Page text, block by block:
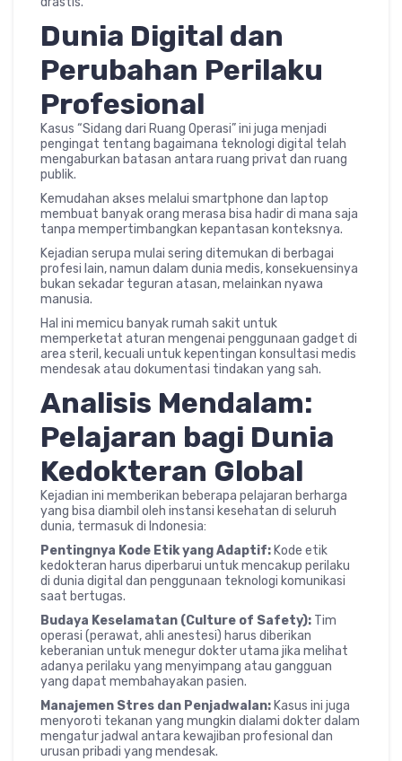
Dunia Digital dan
Perubahan Perilaku
Profesional
Kasus “Sidang dari Ruang Operasi” ini juga menjadi
pengingat tentang bagaimana teknologi digital telah
mengaburkan batasan antara ruang privat dan ruang
publik.
Kemudahan akses melalui smartphone dan laptop
membuat banyak orang merasa bisa hadir di mana saja
tanpa mempertimbangkan kepantasan konteksnya.
Kejadian serupa mulai sering ditemukan di berbagai
profesi lain, namun dalam dunia medis, konsekuensinya
bukan sekadar teguran atasan, melainkan nyawa
manusia.
Hal ini memicu banyak rumah sakit untuk
memperketat aturan mengenai penggunaan gadget di
area steril, kecuali untuk kepentingan konsultasi medis
mendesak atau dokumentasi tindakan yang sah.
Analisis Mendalam:
Pelajaran bagi Dunia
Kedokteran Global
Kejadian ini memberikan beberapa pelajaran berharga
yang bisa diambil oleh instansi kesehatan di seluruh
dunia, termasuk di Indonesia:
Pentingnya Kode Etik yang Adaptif: Kode etik
kedokteran harus diperbarui untuk mencakup perilaku
di dunia digital dan penggunaan teknologi komunikasi
saat bertugas.
Budaya Keselamatan (Culture of Safety): Tim
operasi (perawat, ahli anestesi) harus diberikan
keberanian untuk menegur dokter utama jika melihat
adanya perilaku yang menyimpang atau gangguan
yang dapat membahayakan pasien.
Manajemen Stres dan Penjadwalan: Kasus ini juga
menyoroti tekanan yang mungkin dialami dokter dalam
mengatur jadwal antara kewajiban profesional dan
urusan pribadi yang mendesak.